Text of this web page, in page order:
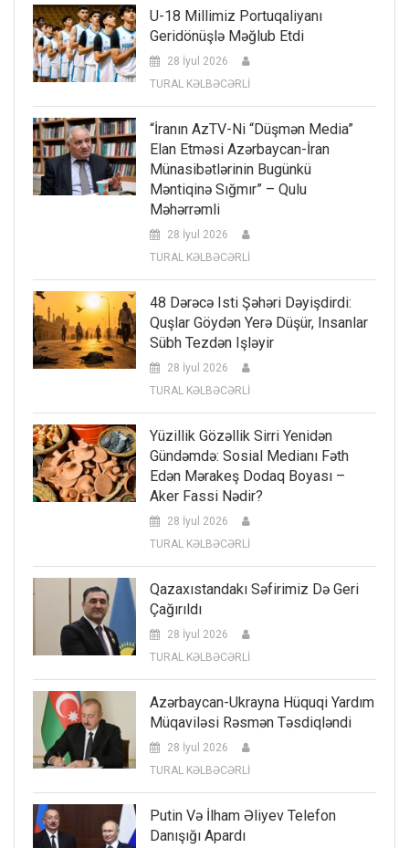
U-18 Millimiz Portuqaliyanı
Geridönüşlə Məğlub Etdi
28 İyul 2026
TURAL KƏLBƏCƏRLİ
“İranın AzTV-Ni “düşmən Media”
Elan Etməsi Azərbaycan-İran
Münasibətlərinin Bugünkü
Məntiqinə Sığmır” – Qulu
Məhərrəmli
28 İyul 2026
TURAL KƏLBƏCƏRLİ
48 Dərəcə Isti Şəhəri Dəyişdirdi:
Quşlar Göydən Yerə Düşür, Insanlar
Sübh Tezdən Işləyir
28 İyul 2026
TURAL KƏLBƏCƏRLİ
Yüzillik Gözəllik Sirri Yenidən
Gündəmdə: Sosial Medianı Fəth
Edən Mərakeş Dodaq Boyası –
Aker Fassi Nədir?
28 İyul 2026
TURAL KƏLBƏCƏRLİ
Qazaxıstandakı Səfirimiz Də Geri
Çağırıldı
28 İyul 2026
TURAL KƏLBƏCƏRLİ
Azərbaycan-Ukrayna Hüquqi Yardım
Müqaviləsi Rəsmən Təsdiqləndi
28 İyul 2026
TURAL KƏLBƏCƏRLİ
Putin Və İlham Əliyev Telefon
Danışığı Apardı